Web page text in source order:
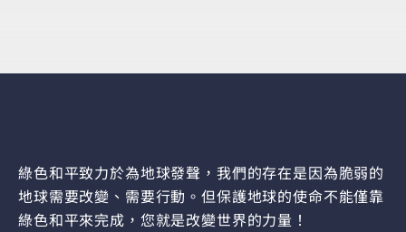
綠色和平致力於為地球發聲，我們的存在是因為脆弱的
地球需要改變、需要行動。但保護地球的使命不能僅靠
綠色和平來完成，您就是改變世界的力量！